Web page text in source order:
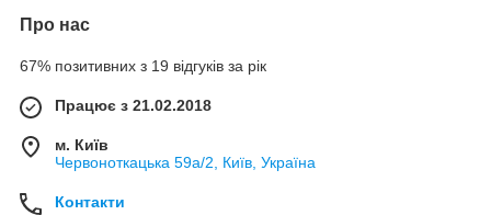
Про нас
67% позитивних з 19 відгуків за рік
Працює з 21.02.2018
м. Київ
Червоноткацька 59а/2, Київ, Україна
Контакти